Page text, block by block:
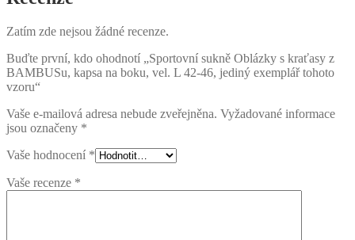
Zatím zde nejsou žádné recenze.
Buďte první, kdo ohodnotí „Sportovní sukně Oblázky s kraťasy z
BAMBUSu, kapsa na boku, vel. L 42-46, jediný exemplář tohoto
vzoru“
Vaše e-mailová adresa nebude zveřejněna. Vyžadované informace
jsou označeny *
Vaše hodnocení *
Vaše recenze *